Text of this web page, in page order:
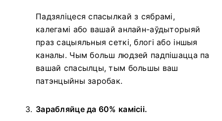
Падзяліцеся спасылкай з сябрамі,
калегамі або вашай анлайн-аўдыторыяй
праз сацыяльныя сеткі, блогі або іншыя
каналы. Чым больш людзей падпішацца па
вашай спасылцы, тым большы ваш
патэнцыйны заробак.
Зарабляйце да 60% камісіі.